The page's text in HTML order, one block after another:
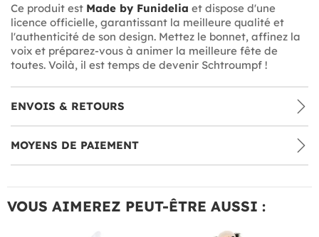
Ce produit est Made by Funidelia et dispose d'une
licence officielle, garantissant la meilleure qualité et
l'authenticité de son design. Mettez le bonnet, affinez la
voix et préparez-vous à animer la meilleure fête de
toutes. Voilà, il est temps de devenir Schtroumpf !
ENVOIS & RETOURS
MOYENS DE PAIEMENT
VOUS AIMEREZ PEUT-ÊTRE AUSSI :